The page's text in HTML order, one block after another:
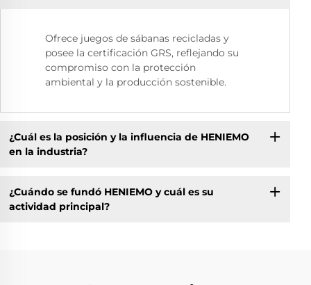
Ofrece juegos de sábanas recicladas y
posee la certificación GRS, reflejando su
compromiso con la protección
ambiental y la producción sostenible.
¿Cuál es la posición y la influencia de HENIEMO
en la industria?
¿Cuándo se fundó HENIEMO y cuál es su
actividad principal?